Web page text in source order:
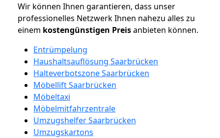
Wir können Ihnen garantieren, dass unser
professionelles Netzwerk Ihnen nahezu alles zu
einem kostengünstigen Preisanbieten können.
Entrümpelung
Haushaltsauflösung Saarbrücken
Halteverbotszone Saarbrücken
Möbellift Saarbrücken
Möbeltaxi
Möbelmitfahrzentrale
Umzugshelfer Saarbrücken
Umzugskartons